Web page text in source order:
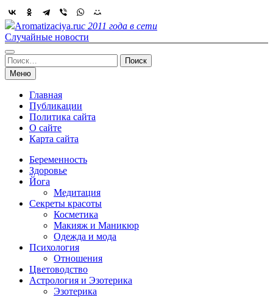
Skip
to
content
Aromatizaciya.ruс 2011 года в сети
Случайные новости
Найти:
Меню
Главная
Публикации
Политика сайта
О сайте
Карта сайта
Беременность
Здоровье
Йога
Медитация
Секреты красоты
Косметика
Макияж и Маникюр
Одежда и мода
Психология
Отношения
Цветоводство
Астрология и Эзотерика
Эзотерика